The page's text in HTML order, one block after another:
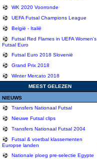
WK 2020 Voorronde
UEFA Futsal Champions League
België - Italië
Futsal Red Flames in UEFA Women's
Futsal Euro
Futsal Euro 2018 Slovenië
Grand Prix 2018
Winter Mercato 2018
MEEST GELEZEN
NIEUWS
Transfers Nationaal Futsal
Nieuwe Futsal clips
Transfers Nationaal Futsal 2004
Futsal & voetbal klassementen
Europse landen
Nationale ploeg pre-selectie Egypte